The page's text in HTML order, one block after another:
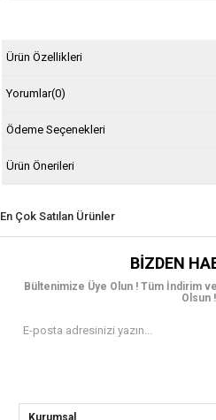
Ürün Özellikleri
Yorumlar(0)
Ödeme Seçenekleri
Ürün Önerileri
En Çok Satılan Ürünler
BIZDEN
Bültenimize Üye Olun ! Tüm İndirim
Olsun !
Kurumsal